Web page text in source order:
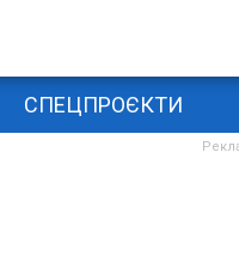
СПЕЦПРОЄКТИ